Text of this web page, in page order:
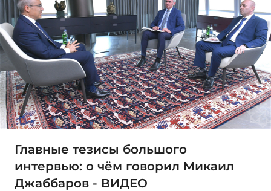
Главные тезисы большого
интервью: о чём говорил Микаил
Джаббаров - ВИДЕО